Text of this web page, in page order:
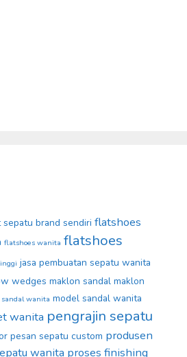
sepatu brand sendiri flatshoes
flatshoes wanita flatshoes
jasa pembuatan sepatu wanita
wedges maklon sandal maklon
sandal wanita model sandal wanita
wanita pengrajin sepatu
pesan sepatu custom produsen
wanita proses finishing